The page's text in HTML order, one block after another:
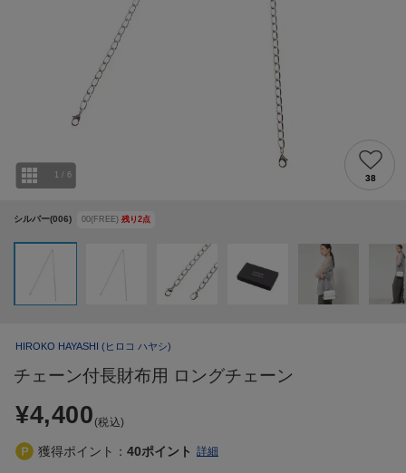
シルバー(006) 00(FREE) 残り 2点
1 / 6 38
HIROKO HAYASHI (ヒロコ ハヤシ)
チェーン付長財布用 ロングチェーン
¥4,400(税込)
獲得ポイント： 40ポイント 詳細